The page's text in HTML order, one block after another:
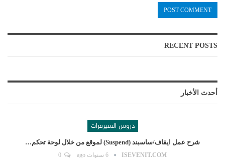
RECENT POSTS
أحدث الأخبار
دروس السيرفرات
شرح عمل ايقاف/ساسبند (suspend) لموقع من خلال لوحة تحكم…
ISEVENIT.COM 6 سنوات ago